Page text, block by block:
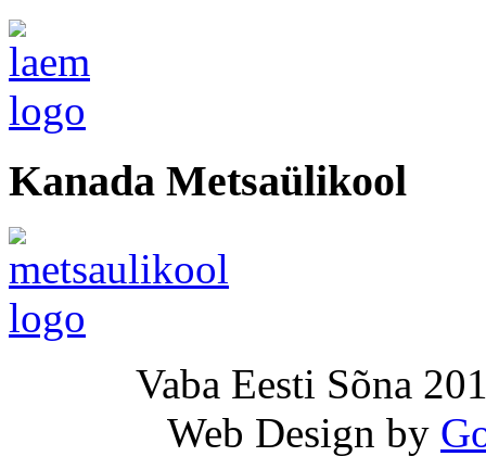
Kanada Metsaülikool
Vaba Eesti Sõna
Web Design by